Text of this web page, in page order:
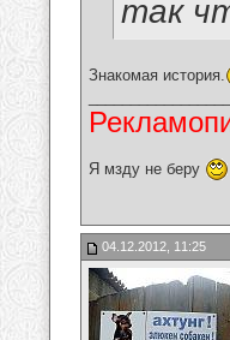
так
Знакомая история.
Я мзду не беру
04.12.2012, 11:25